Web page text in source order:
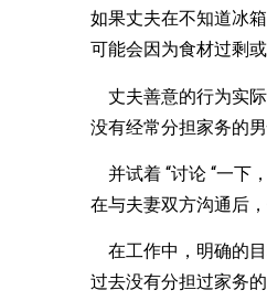
如果丈夫在不知道冰
可能会因为食材过剩
丈夫善意的行为实际
没有经常分担家务的
并试着 “讨论 “一下
在与夫妻双方沟通后
在工作中，明确的目
过去没有分担过家务